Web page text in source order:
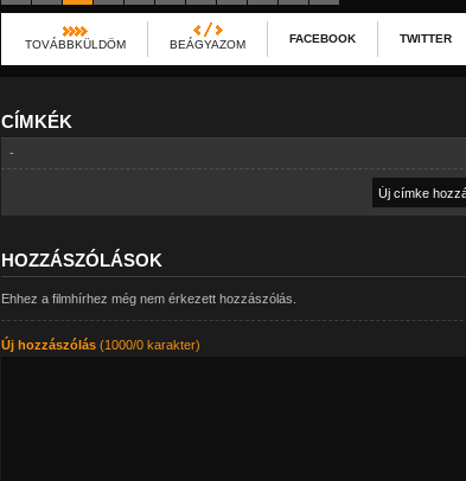
TOVÁBBKÜLDÖM BEÁGYAZOM FACEBOOK TWITTER
CÍMKÉK
-
HOZZÁSZÓLÁSOK
Ehhez a filmhírhez még nem érkezett hozzászólás.
Új hozzászólás(1000/0 karakter)